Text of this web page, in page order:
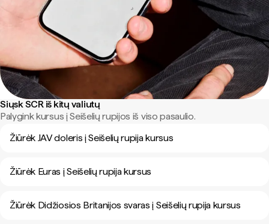
Siųsk SCR iš kitų valiutų
Palygink kursus į Seišelių rupijos iš viso pasaulio.
Žiūrėk JAV doleris į Seišelių rupija kursus
Žiūrėk Euras į Seišelių rupija kursus
Žiūrėk Didžiosios Britanijos svaras į Seišelių rupija kursus